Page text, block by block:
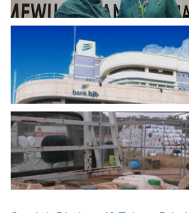
Aher Minta Pemerintah Pusat
Masukan Kembali BJB
Penyalur KUR
Paparan Pestisida Sebabkan
Parkinson Dan Kanker